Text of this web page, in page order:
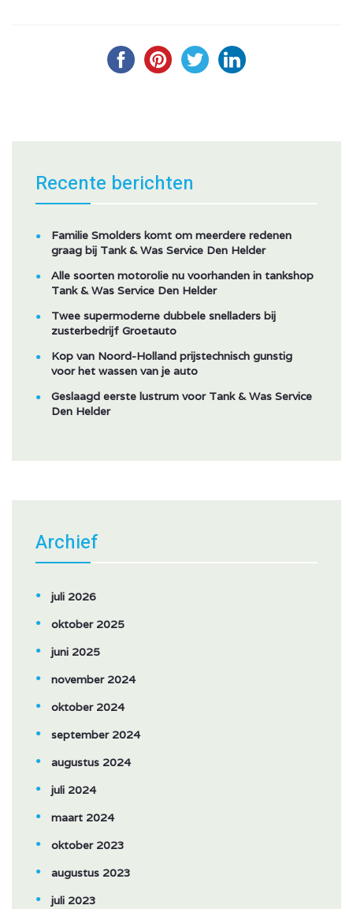
Recente berichten
Familie Smolders komt om meerdere redenen
graag bij Tank & Was Service Den Helder
Alle soorten motorolie nu voorhanden in tankshop
Tank & Was Service Den Helder
Twee supermoderne dubbele snelladers bij
zusterbedrijf Groetauto
Kop van Noord-Holland prijstechnisch gunstig
voor het wassen van je auto
Geslaagd eerste lustrum voor Tank & Was Service
Den Helder
Archief
juli 2026
oktober 2025
juni 2025
november 2024
oktober 2024
september 2024
augustus 2024
juli 2024
maart 2024
oktober 2023
augustus 2023
juli 2023